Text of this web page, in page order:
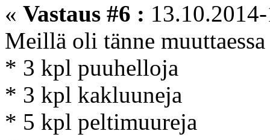
« Vastaus #6 :
Meillä oli tänne
* 3 kpl puuhelloja
* 3 kpl kakluuneja
* 5 kpl peltimuureja